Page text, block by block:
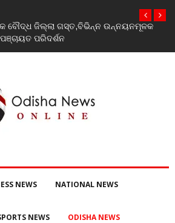
strength, potential unmatched globally:
Ki Goonj’ event
NEWS NATIONAL NEWS
NEWS ODISHA NEWS